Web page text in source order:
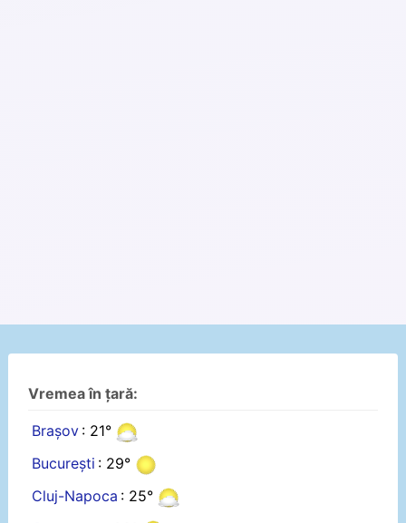
Vremea în țară:
Brașov : 21°
București : 29°
Cluj-Napoca : 25°